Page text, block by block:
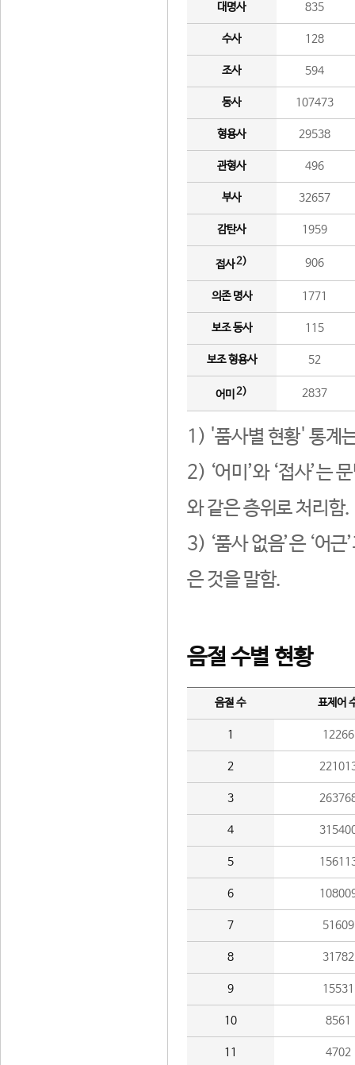
대명사 835
수사 128
조사 594
동사 107473
형용사 29538
관형사 496
부사 32657
감탄사 1959
접사2) 906
의존 명사 1771
보조 동사 115
보조 형용사 52
어미 2) 2837
1) '품사별 현황' 통계
2) ‘어미’와 ‘접사’는
와 같은 층위로 처리함.
3) ‘품사 없음’은 ‘어
은 것을 말함.
음절 수별 현황
음절 수 표제어
1 12266
2
3
4
5
6
7 51609
8 31782
9 15531
10 8561
11 4702